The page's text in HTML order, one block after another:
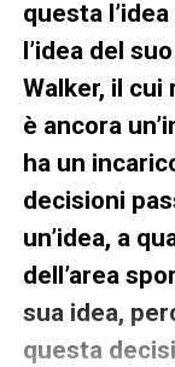
questa
l’idea del
Walker, il cui
è ancora
ha un
decisioni
un’idea, a
dell’area
sua idea,
questa